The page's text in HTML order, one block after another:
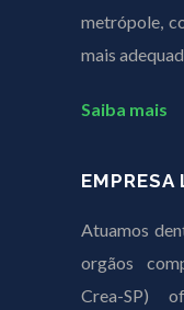
metrópole,
mais
Saiba mais
EMPRESA
Atuamos
orgãos
Crea-SP)